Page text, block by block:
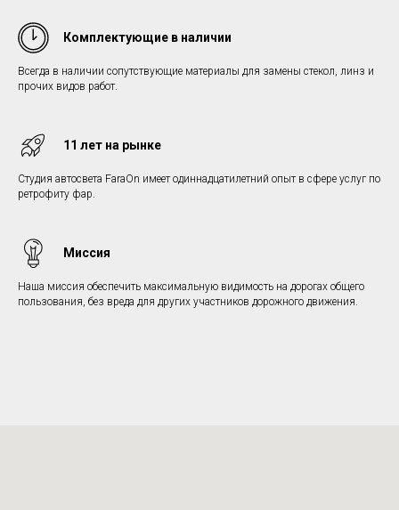
Комплектующие в наличии
Всегда в наличии сопутствующие материалы для замены стекол, линз и
прочих видов работ.
11 лет на рынке
Студия автосвета FaraOn имеет одиннадцатилетний опыт в сфере услуг по
ретрофиту фар.
Миссия
Наша миссия обеспечить максимальную видимость на дорогах общего
пользования, без вреда для других участников дорожного движения.